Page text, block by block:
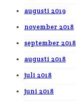
augusti 2019
november 2018
september 2018
augusti 2018
juli 2018
juni 2018